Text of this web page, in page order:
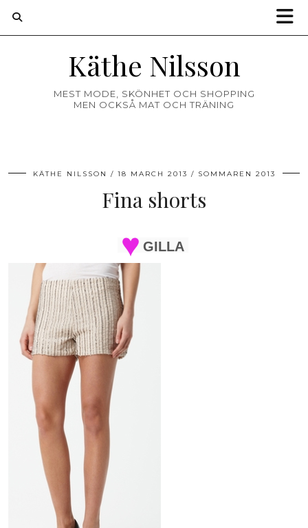
Käthe Nilsson
MEST MODE, SKÖNHET OCH SHOPPING
MEN OCKSÅ MAT OCH TRÄNING
KÄTHE NILSSON 18 MARCH 2013 SOMMAREN 2013
Fina shorts
GILLA